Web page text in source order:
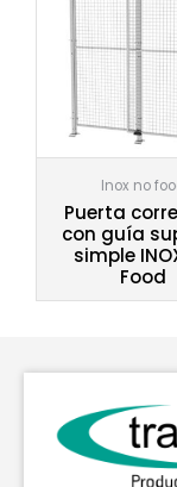
Inox no
Puerta
con guía
simple
Food